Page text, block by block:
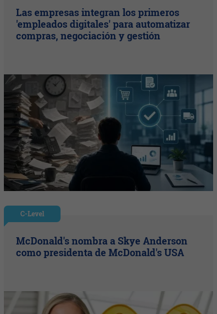
Las empresas integran los primeros
'empleados digitales' para automatizar
compras, negociación y gestión
C-Level
McDonald's nombra a Skye Anderson
como presidenta de McDonald's USA